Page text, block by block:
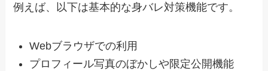
例えば、以下は基本的な身バレ対策機能です。
Webブラウザでの利用
プロフィール写真のぼかしや限定公開機能